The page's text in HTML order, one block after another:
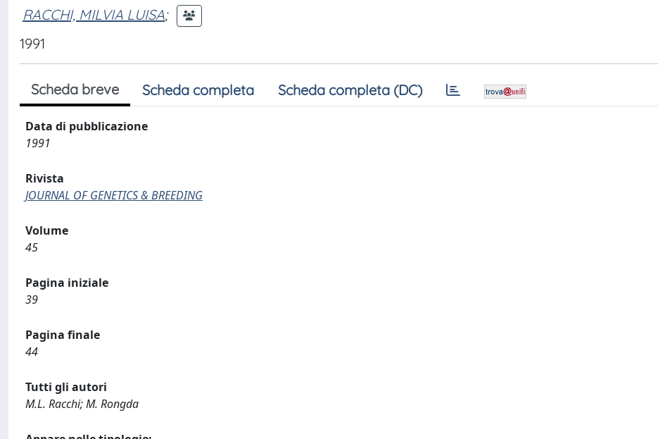
RACCHI, MILVIA LUISA;
1991
Scheda breve Scheda completa Scheda completa (DC)
Data di pubblicazione
1991
Rivista
JOURNAL OF GENETICS & BREEDING
Volume
45
Pagina iniziale
39
Pagina finale
44
Tutti gli autori
M.L. Racchi; M. Rongda